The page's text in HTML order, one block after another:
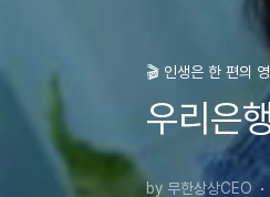
🎬 인생은 한 편의
우리은
by 무한상상CEO